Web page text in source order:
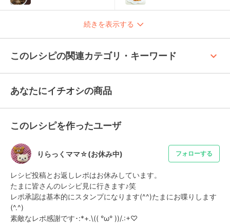
続きを表示する
このレシピの関連カテゴリ・キーワード keyboard_arrow_up
あなたにイチオシの商品
このレシピを作ったユーザ
りらっくママ☆(お休み中) フォローする
レシピ投稿とお返しレポはお休みしています。
たまに皆さんのレシピ見に行きます♪笑
レポ承認は基本的にスタンプになります(^^)たまにお喋りします
(^.^)
素敵なレポ感謝です･:*+.\(( °ω° ))/.:+♡